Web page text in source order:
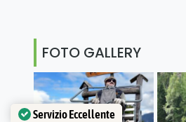
FOTO GALLERY
Servizio Eccellente